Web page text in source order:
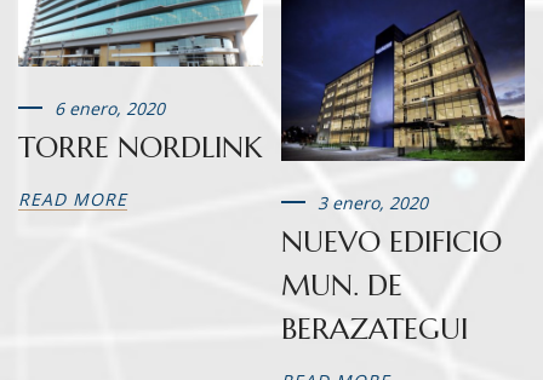
6 enero, 2020
TORRE NORDLINK
READ MORE 3 enero, 2020
NUEVO EDIFICIO
MUN. DE
BERAZATEGUI